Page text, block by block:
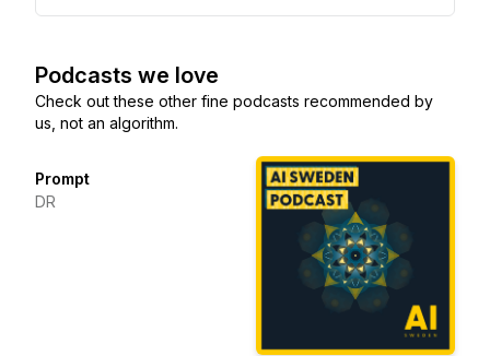
Podcasts we love
Check out these other fine podcasts recommended by
us, not an algorithm.
Prompt
DR